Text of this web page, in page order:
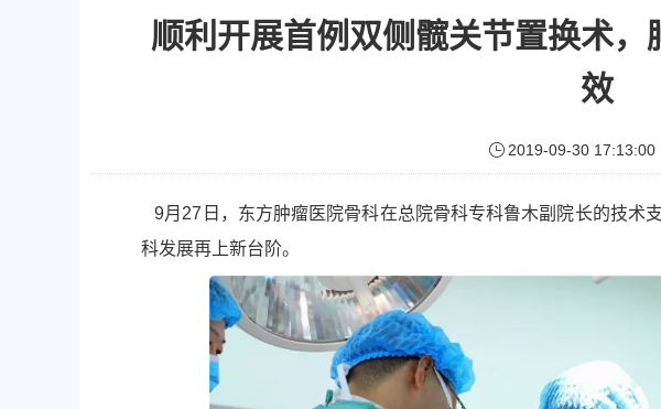
顺利开展首例双侧髋关节置换术
效
2019-09-30 17:13:00
9月27日，东方肿瘤医院骨科在总院骨科专科鲁木副院长的技术
科发展再上新台阶。